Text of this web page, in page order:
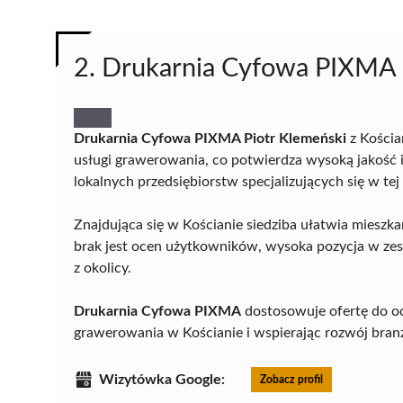
2. Drukarnia Cyfowa
Drukarnia Cyfowa PIXMA Piotr Klemeński z
usługi grawerowania, co potwierdza wysoką
lokalnych przedsiębiorstw specjalizujących się w tej
Znajdująca się w Kościanie siedziba ułatwia
brak jest ocen użytkowników, wysoka pozycja w
z okolicy.
Drukarnia Cyfowa PIXMA dostosowuje ofertę do
grawerowania w Kościanie i wspierając rozwój
Wizytówka Google: Zobacz profil